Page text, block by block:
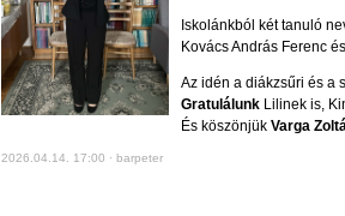
Iskolánkból két tanuló
Kovács András Ferenc
Az idén a diákzsűri és a
GratulálunkLilinek is,
És köszönjük Varga
2026.04.14. 17:00 · barpeter